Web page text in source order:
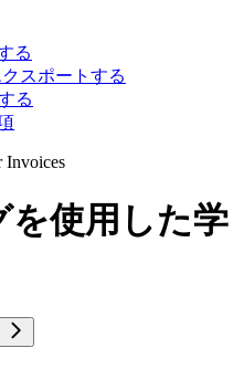
る
スポートする
る
Invoices
を使用した学